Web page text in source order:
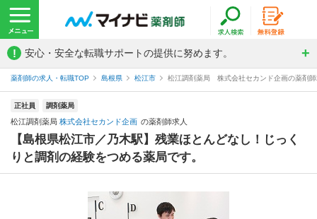
! 安心・安全な転職サポートの提供に努めます。
薬剤師の求人・転職TOP 島根県 松江市 松江調剤薬局 株式会社セカンド企画の薬剤
正社員 調剤薬局
松江調剤薬局 株式会社セカンド企画 の薬剤師求人
【島根県松江市／乃木駅】残業ほとんどなし！じっく
りと調剤の経験をつめる薬局です。